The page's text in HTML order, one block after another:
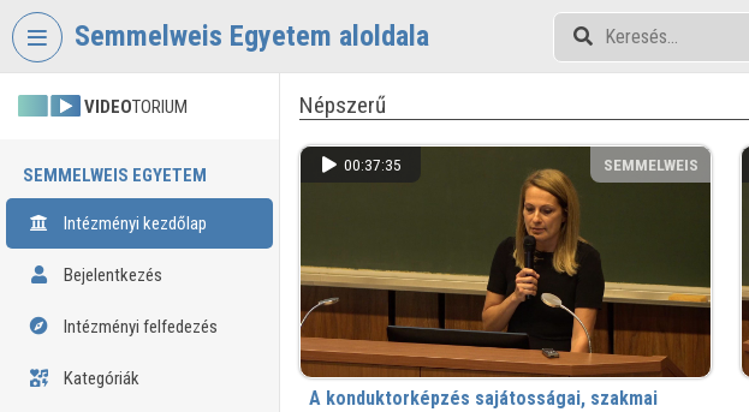
Fejléc kihagyása
Semmelweis Egyetem aloldala
VIDEOTORIUM
SEMMELWEIS EGYETEM
Intézményi kezdőlap
Bejelentkezés
Intézményi felfedezés
Kategóriák
Népszerű
00:37:35 SEMMELWEIS
A konduktorképzés sajátosságai, szakmai